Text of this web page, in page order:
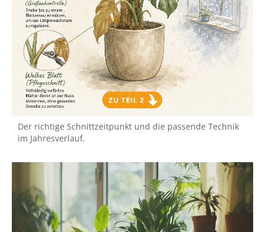
Der richtige Schnittzeitpunkt und die passende Technik
im Jahresverlauf.